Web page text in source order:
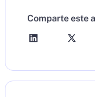
Comparte este